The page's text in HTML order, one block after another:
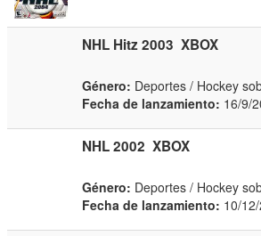
NHL Hitz 2003 XBOX
Género: Deportes / Hockey
Fecha de lanzamiento: 16/9/
NHL 2002 XBOX
Género: Deportes / Hockey
Fecha de lanzamiento: 10/